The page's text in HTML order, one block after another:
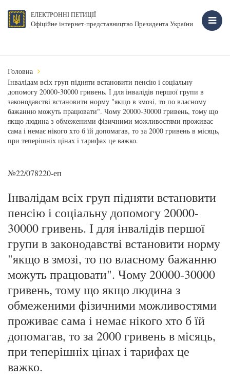
ЕЛЕКТРОННІ ПЕТИЦІЇ
Офіційне інтернет-представництво Президента України
Головна
Інвалідам всіх груп підняти встановити пенсію і соціальну
допомогу 20000-30000 гривень. І для інвалідів першої групи в
законодавстві встановити норму "якщо в змозі, то по власному
бажанню можуть працювати". Чому 20000-30000 гривень, тому що
якщо людина з обмеженими фізичними можливостями проживає
сама і немає нікого хто б їй допомагав, то за 2000 гривень в місяць,
при теперішніх цінах і тарифах це важко.
№22/078220-еп
Інвалідам всіх груп підняти встановити
пенсію і соціальну допомогу 20000-
30000 гривень. І для інвалідів першої
групи в законодавстві встановити норму
"якщо в змозі, то по власному бажанню
можуть працювати". Чому 20000-30000
гривень, тому що якщо людина з
обмеженими фізичними можливостями
проживає сама і немає нікого хто б їй
допомагав, то за 2000 гривень в місяць,
при теперішніх цінах і тарифах це
важко.